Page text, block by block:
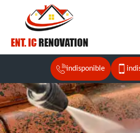
indisponible